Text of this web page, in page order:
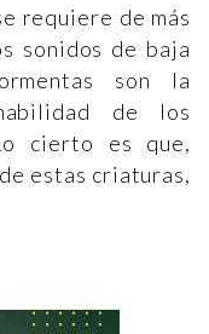
requiere de más
sonidos de baja
son la
de los
cierto es que,
estas criaturas,